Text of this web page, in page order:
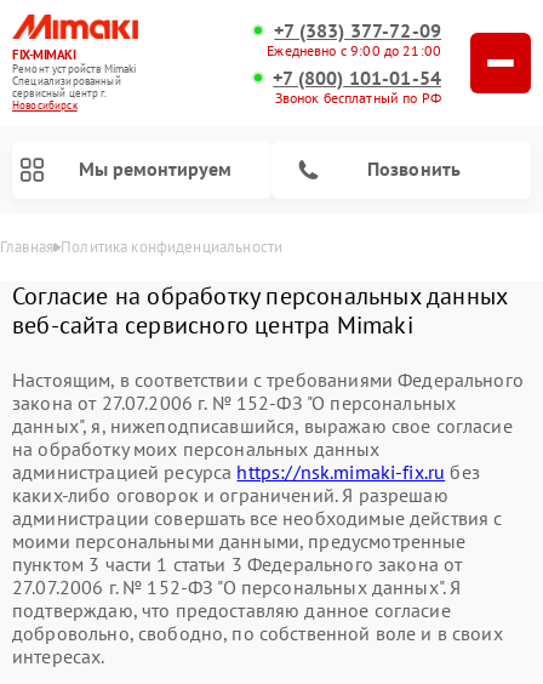
FIX-MIMAKI
Ремонт устройств Mimaki
Специализированный
cервисный центр г.
Новосибирск
+7 (383) 377-72-09
Ежедневно с 9:00 до 21:00
+7 (800) 101-01-54
Звонок бесплатный по РФ
Мы ремонтируем Позвонить
Главная Политика конфиденциальности
Согласие на обработку персональных данных
веб-сайта сервисного центра Mimaki
Настоящим, в соответствии с требованиями Федерального
закона от 27.07.2006 г. № 152-ФЗ "О персональных
данных", я, нижеподписавшийся, выражаю свое согласие
на обработку моих персональных данных
администрацией ресурса https://nsk.mimaki-fix.ru без
каких-либо оговорок и ограничений. Я разрешаю
администрации совершать все необходимые действия с
моими персональными данными, предусмотренные
пунктом 3 части 1 статьи 3 Федерального закона от
27.07.2006 г. № 152-ФЗ "О персональных данных". Я
подтверждаю, что предоставляю данное согласие
добровольно, свободно, по собственной воле и в своих
интересах.